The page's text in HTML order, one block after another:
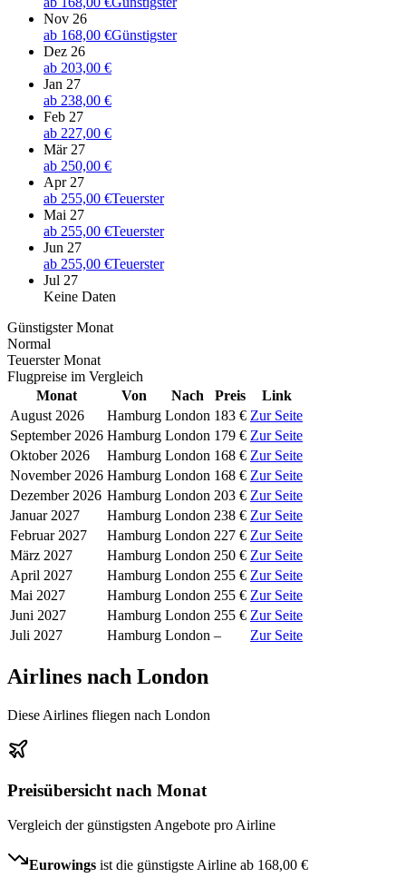
Nov 26
ab 168,00 €Günstigster
Dez 26
ab 203,00 €
Jan 27
ab 238,00 €
Feb 27
ab 227,00 €
Mär 27
ab 250,00 €
Apr 27
ab 255,00 €Teuerster
Mai 27
ab 255,00 €Teuerster
Jun 27
ab 255,00 €Teuerster
Jul 27
Keine Daten
Günstigster Monat
Normal
Teuerster Monat
Flugpreise im Vergleich
Monat
Von Nach Preis
Link
August 2026
Hamburg London 183 € Zur Seite
September 2026 Hamburg London 179 € Zur Seite
Oktober 2026
Hamburg London 168 € Zur Seite
November 2026 Hamburg London 168 € Zur Seite
Dezember 2026 Hamburg London 203 € Zur Seite
Januar 2027
Hamburg London 238 € Zur Seite
Februar 2027
Hamburg London 227 € Zur Seite
März 2027
Hamburg London 250 € Zur Seite
April 2027
Hamburg London 255 € Zur Seite
Mai 2027
Hamburg London 255 € Zur Seite
Juni 2027
Hamburg London 255 € Zur Seite
Juli 2027
Hamburg London – Zur Seite
Airlines nach London
Diese Airlines fliegen nach London
Preisübersicht nach Monat
Vergleich der günstigsten Angebote pro Airline
Eurowings ist die günstigste Airline ab 168,00 €